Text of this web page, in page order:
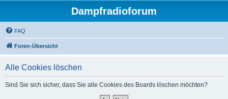
Dampfradioforum
FAQ
Foren-Übersicht
Alle Cookies löschen
Sind Sie sich sicher, dass Sie alle Cookies des Boards löschen möchten?